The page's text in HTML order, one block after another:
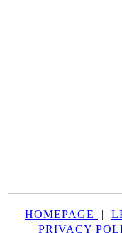
HOMEPAGE |
PRIVACY